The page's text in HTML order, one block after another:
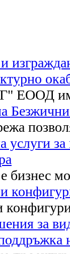
ЕООД
услуги
бизнес
за